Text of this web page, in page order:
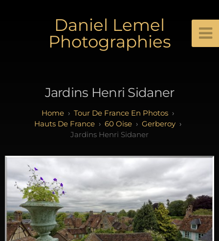
Daniel Lemel
Photographies
Jardins Henri Sidaner
Tour De France En Photos
Hauts De France
60 Oise
Gerberoy
Jardins Henri Sidaner